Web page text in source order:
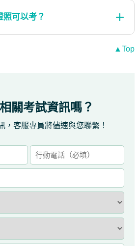
照可以考？
▲Top
關考試資訊嗎？
，客服專員將儘速與您聯繫！